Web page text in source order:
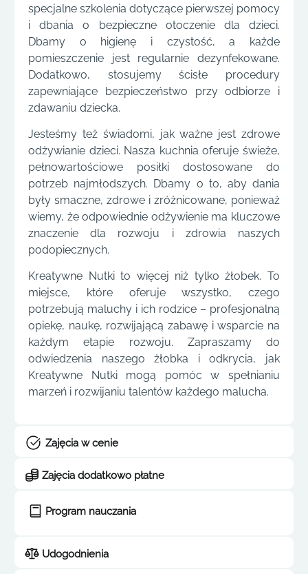
specjalne szkolenia dotyczące pierwszej pomocy
i dbania o bezpieczne otoczenie dla dzieci.
Dbamy o higienę i czystość, a każde
pomieszczenie jest regularnie dezynfekowane.
Dodatkowo, stosujemy ścisłe procedury
zapewniające bezpieczeństwo przy odbiorze i
zdawaniu dziecka.
Jesteśmy też świadomi, jak ważne jest zdrowe
odżywianie dzieci. Nasza kuchnia oferuje świeże,
pełnowartościowe posiłki dostosowane do
potrzeb najmłodszych. Dbamy o to, aby dania
były smaczne, zdrowe i zróżnicowane, ponieważ
wiemy, że odpowiednie odżywienie ma kluczowe
znaczenie dla rozwoju i zdrowia naszych
podopiecznych.
Kreatywne Nutki to więcej niż tylko żłobek. To
miejsce, które oferuje wszystko, czego
potrzebują maluchy i ich rodzice – profesjonalną
opiekę, naukę, rozwijającą zabawę i wsparcie na
każdym etapie rozwoju. Zapraszamy do
odwiedzenia naszego żłobka i odkrycia, jak
Kreatywne Nutki mogą pomóc w spełnianiu
marzeń i rozwijaniu talentów każdego malucha.
Zajęcia w cenie
Zajęcia dodatkowo płatne
Program nauczania
Udogodnienia